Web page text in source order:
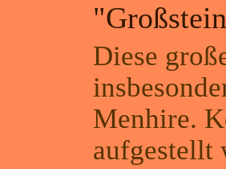
Diese
Menhire.
aufgestellt